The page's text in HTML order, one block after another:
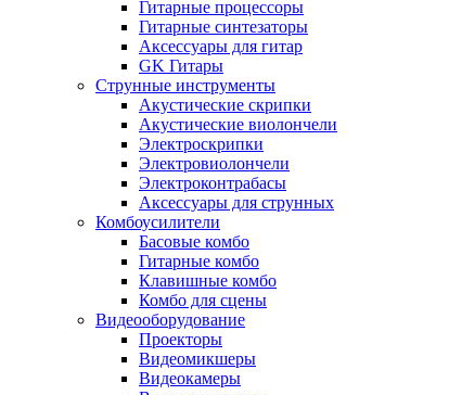
Гитарные процессоры
Гитарные синтезаторы
Аксессуары для гитар
GK Гитары
Струнные инструменты
Акустические скрипки
Акустические виолончели
Электроскрипки
Электровиолончели
Электроконтрабасы
Аксессуары для струнных
Комбоусилители
Басовые комбо
Гитарные комбо
Клавишные комбо
Комбо для сцены
Видеооборудование
Проекторы
Видеомикшеры
Видеокамеры